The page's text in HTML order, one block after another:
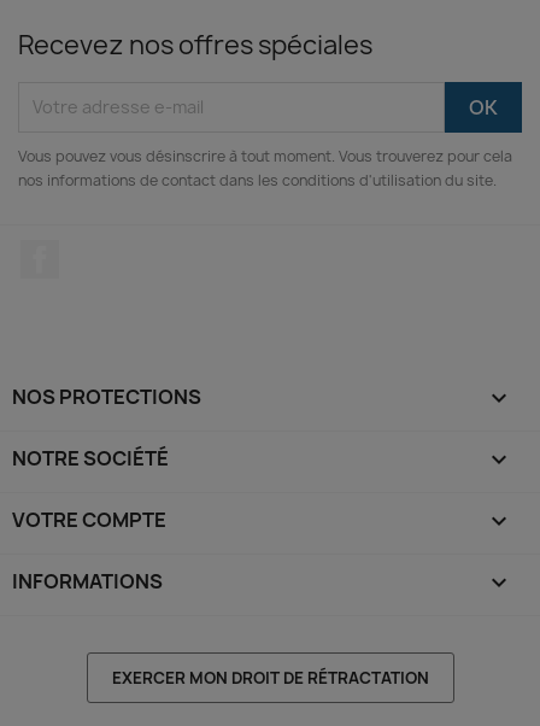
Recevez nos offres spéciales
Vous pouvez vous désinscrire à tout moment. Vous trouverez pour cela
nos informations de contact dans les conditions d'utilisation du site.
NOS PROTECTIONS 
NOTRE SOCIÉTÉ 
VOTRE COMPTE 
INFORMATIONS keyboard_arrow_down
EXERCER MON DROIT DE RÉTRACTATION